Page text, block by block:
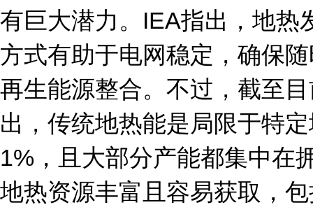
有巨大潜力。IEA指出，地热
方式有助于电网稳定，确保
再生能源整合。不过，截至
出，传统地热能是局限于特
1%，且大部分产能都集中在
地热资源丰富且容易获取，